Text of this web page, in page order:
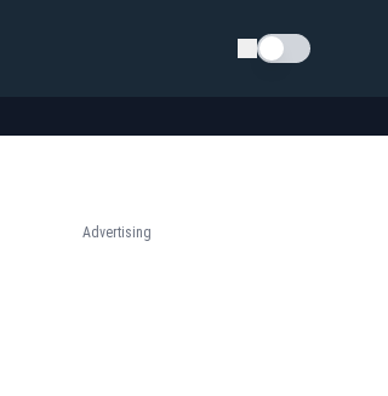
Schimba tema
Advertising